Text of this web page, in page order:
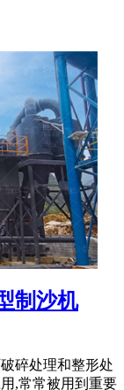
制沙机
碎处理和整形处
,常常被用到重要